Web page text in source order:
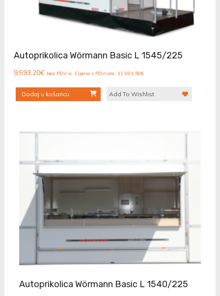
Autoprikolica Wörmann Basic L 1545/225
9.593,20€ bez PDV-a. Cijena s PDV-om: 11.991,50€
Dodaj u košaricu Add To Wishlist
Autoprikolica Wörmann Basic L 1540/225